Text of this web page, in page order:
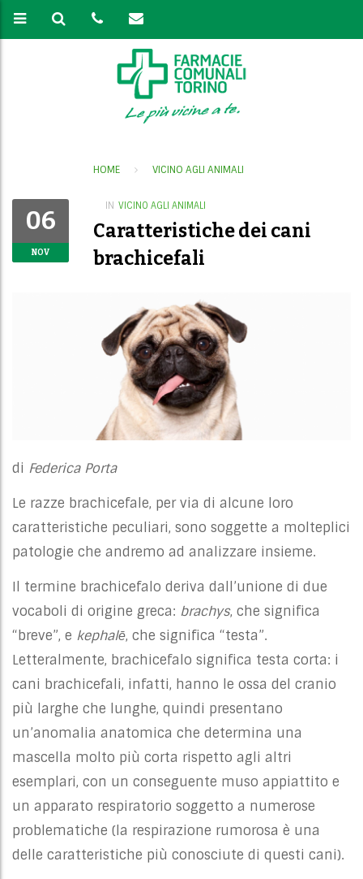
HOME VICINO AGLI ANIMALI
06
NOV
IN VICINO AGLI ANIMALI
Caratteristiche dei cani
brachicefali
di Federica Porta
Le razze brachicefale, per via di alcune loro
caratteristiche peculiari, sono soggette a molteplici
patologie che andremo ad analizzare insieme.
Il termine brachicefalo deriva dall’unione di due
vocaboli di origine greca: brachys, che significa
“breve”, e kephalē, che significa “testa”.
Letteralmente, brachicefalo significa testa corta: i
cani brachicefali, infatti, hanno le ossa del cranio
più larghe che lunghe, quindi presentano
un’anomalia anatomica che determina una
mascella molto più corta rispetto agli altri
esemplari, con un conseguente muso appiattito e
un apparato respiratorio soggetto a numerose
problematiche (la respirazione rumorosa è una
delle caratteristiche più conosciute di questi cani).